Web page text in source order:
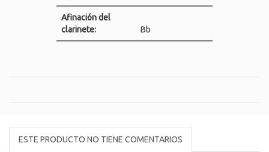
Afinación del
clarinete:
Bb
ESTE PRODUCTO NO TIENE COMENTARIOS